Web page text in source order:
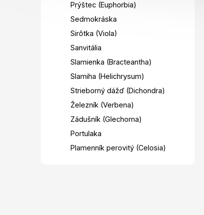
Prýštec (Euphorbia)
Sedmokráska
Sirôtka (Viola)
Sanvitália
Slamienka (Bracteantha)
Slamiha (Helichrysum)
Strieborný dážď (Dichondra)
Železník (Verbena)
Zádušník (Glechoma)
Portulaka
Plamenník perovitý (Celosia)